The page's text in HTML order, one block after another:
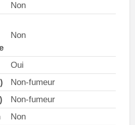
Non
Non
Oui
Non-fumeur
Non-fumeur
Non